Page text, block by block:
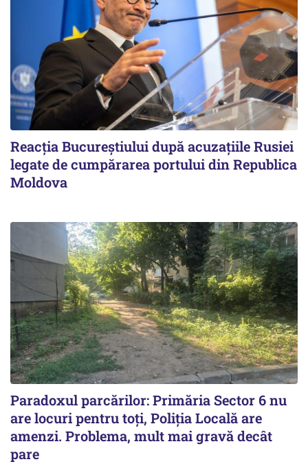
Reacția Bucureștiului după acuzațiile Rusiei
legate de cumpărarea portului din Republica
Moldova
Paradoxul parcărilor: Primăria Sector 6 nu
are locuri pentru toți, Poliția Locală are
amenzi. Problema, mult mai gravă decât
pare